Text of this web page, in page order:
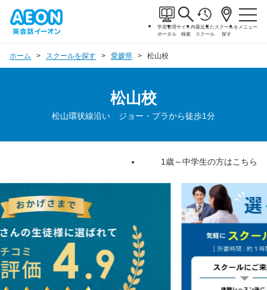
学習管理
ポータル
サイト内
検索
最近見た
スクール
スクールを
探す
メニュー
ホーム スクールを探す 愛媛県 松山校
松山校
松山環状線沿い ジョー・プラから徒歩1分
1歳～中学生の方はこちら